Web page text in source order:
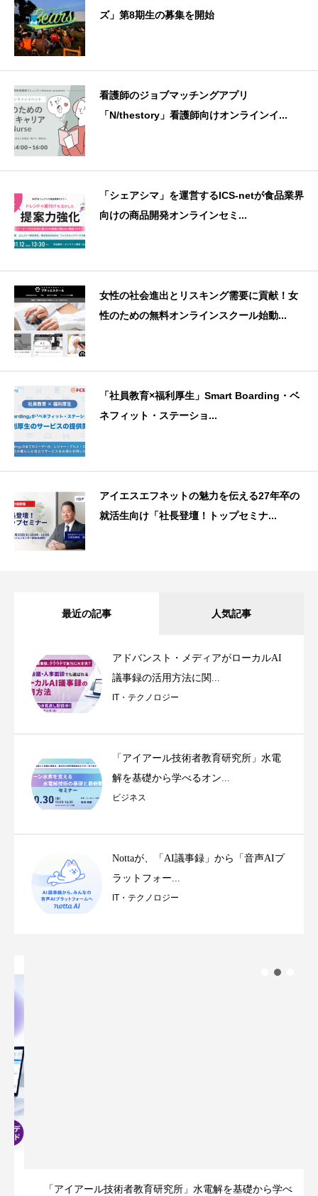
ズ」第8期生の募集を開始
看護師のジョブマッチングアプリ
「N/thestory」看護師向けオンラインイ...
「シェアシマ」を運営するICS-netが食品業界
向けの商品開発オンラインセミ...
女性の社会進出とリスキング需要に貢献！女
性のための無料オンラインスクール始動...
「社員教育×福利厚生」Smart Boarding・ベ
ネフィット・ステーショ...
アイエスエフネットの魅力を伝える27年卒の
就活生向け「社長登壇！トップセミナ...
最近の記事 人気記事
アドバンスト・メディアがローカルAI
議事録の活用方法に関...
IT・テクノロジー
「アイアール技術者教育研究所」水電
解を基礎から学べるオン...
ビジネス
Nottaが、「AI議事録」から「音声AIプ
ラットフォー...
IT・テクノロジー
「アイアール技術者教育研究所」水電解を基礎から学べ